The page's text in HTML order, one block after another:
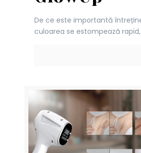
De ce este importantă
culoarea se estompează